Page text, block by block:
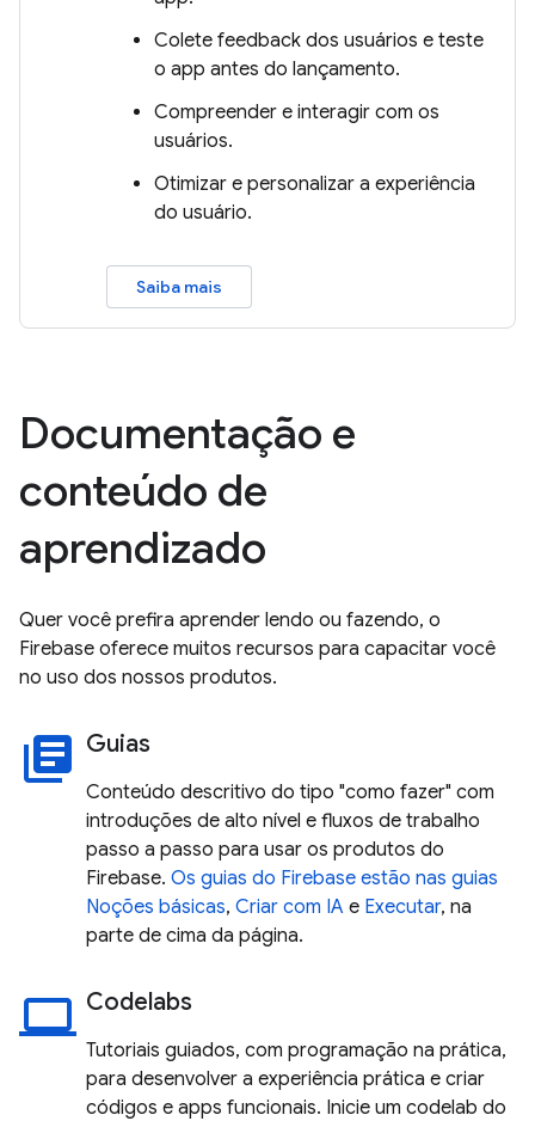
Colete feedback dos usuários e teste
o app antes do lançamento.
Compreender e interagir com os
usuários.
Otimizar e personalizar a experiência
do usuário.
Saiba mais
Documentação e
conteúdo de
aprendizado
Quer você prefira aprender lendo ou fazendo, o
Firebase oferece muitos recursos para capacitar você
no uso dos nossos produtos.
library_books Guias
Conteúdo descritivo do tipo "como fazer" com
introduções de alto nível e fluxos de trabalho
passo a passo para usar os produtos do
Firebase. Os guias do Firebase estão nas guias
Noções básicas, Criar com IA e Executar, na
parte de cima da página.
laptop Codelabs
Tutoriais guiados, com programação na prática,
para desenvolver a experiência prática e criar
códigos e apps funcionais. Inicie um codelab do